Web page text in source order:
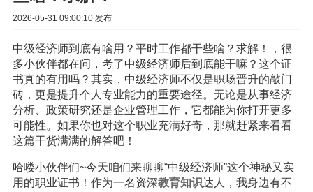
2026-05-31 09:00:10 发布
中级经济师到底有啥用？平时工作都干些啥？求解！，很
多小伙伴都在问，考了中级经济师后到底能干嘛？这个证
书真的有用吗？其实，中级经济师不仅是职场晋升的敲门
砖，更是提升个人专业能力的重要途径。无论是从事经济
分析、政策研究还是企业管理工作，它都能为你打开更多
可能性。如果你也对这个职业充满好奇，那就赶紧来看看
这篇干货满满的解答吧！
哈喽小伙伴们~今天咱们来聊聊“中级经济师”这个神秘又实
用的职业证书！作为一名资深教育知识达人，我身边有不